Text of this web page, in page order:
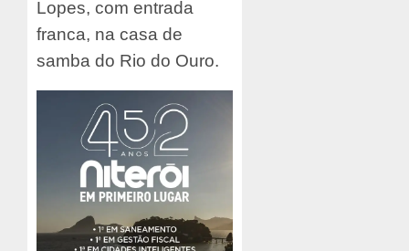
Lopes, com entrada
franca, na casa de
samba do Rio do Ouro.